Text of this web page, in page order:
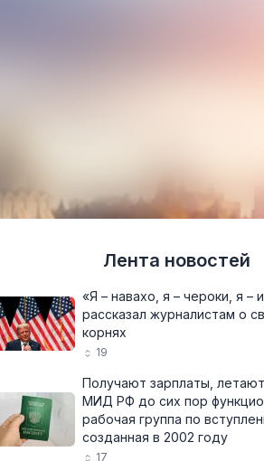
Лента новостей
«Я – навахо, я – чероки, я –
рассказал журналистам о
корнях
19
Получают зарплаты, летают
МИД РФ до сих пор
рабочая группа по
созданная в 2002 году
17